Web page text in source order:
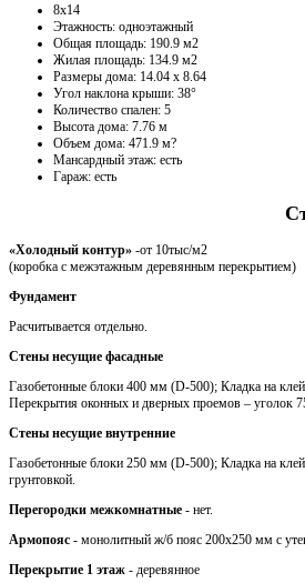
8х14
Этажность: одноэтажный
Общая площадь: 190.9 м2
Жилая площадь: 134.9 м2
Размеры дома: 14.04 x 8.64
Угол наклона крыши: 38°
Количество спален: 5
Высота дома: 7.76 м
Объем дома: 471.9 м?
Мансардный этаж: есть
Гараж: есть
«Холодный контур» -от 10тыс/м2
(коробка с межэтажным деревянным перекрытием)
Фундамент
Расчитывается отдельно.
Стены несущие фасадные
Газобетонные блоки 400 мм (D-500); Кладка на
Перекрытия оконных и дверных проемов – уголок
Стены несущие внутренние
Газобетонные блоки 250 мм (D-500); Кладка на
грунтовкой.
Перегородки межкомнатные - нет.
Армопояс - монолитный ж/б пояс 200х250 мм с
Перекрытие 1 этаж - деревянное